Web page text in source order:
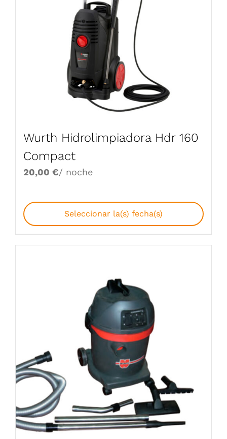
Wurth Hidrolimpiadora Hdr 160
Compact
20,00 €/ noche
Seleccionar la(s) fecha(s)